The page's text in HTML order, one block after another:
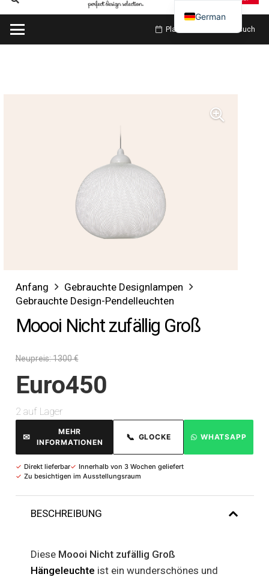
Planen Sie meinen Besuch
Anfang
Gebrauchte Designlampen
Gebrauchte Design-Pendelleuchten
Moooi Nicht zufällig Groß
Neupreis: 1300 €
Euro450
2 auf Lager
✉
MEHR
INFORMATIONEN
📞 GLOCKE WHATSAPP
✓ Direkt lieferbar✓ Innerhalb von 3 Wochen geliefert
✓ Zu besichtigen im Ausstellungsraum
BESCHREIBUNG
Diese Moooi Nicht zufällig Groß
Hängeleuchte ist ein wunderschönes und
German